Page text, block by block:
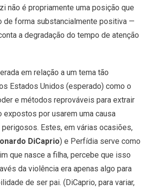
não é propriamente uma posição que
de forma substancialmente positiva —
a degradação do tempo de atenção
em relação a um tema tão
Estados Unidos (esperado) como o
e métodos reprováveis para extrair
expostos por usarem uma causa
Estes, em várias ocasiões,
DiCaprio) e Perfídia serve como
que nasce a filha, percebe que isso
da violência era apenas algo para
de ser pai. (DiCaprio, para variar,